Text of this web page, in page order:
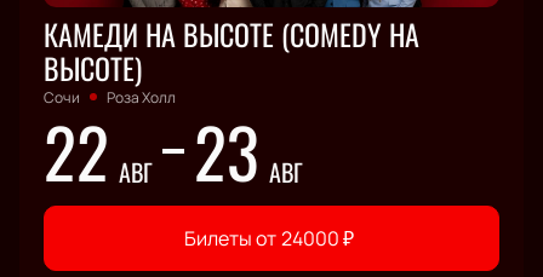
КАМЕДИ НА ВЫСОТЕ (COMEDY НА
ВЫСОТЕ)
Сочи Роза Холл
22 АВГ 23 АВГ
Билеты от24000₽